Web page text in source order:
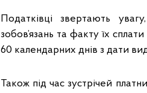
Податківці звертають
зобов’язань та факту їх
60 календарних днів з дати
Також під час зустрічей